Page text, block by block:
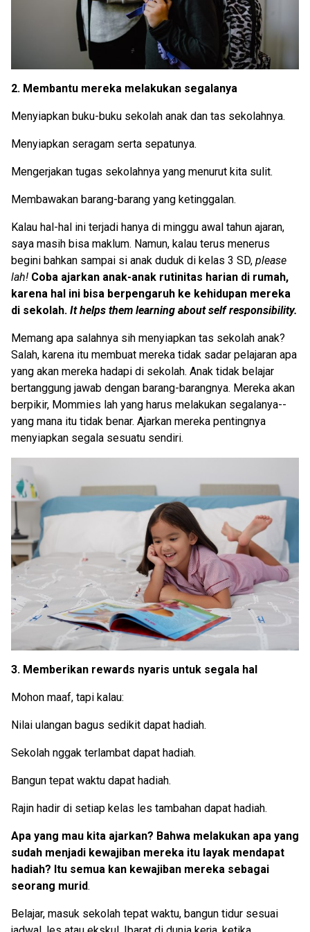
2. Membantu mereka melakukan segalanya
Menyiapkan buku-buku sekolah anak dan tas sekolahnya.
Menyiapkan seragam serta sepatunya.
Mengerjakan tugas sekolahnya yang menurut kita sulit.
Membawakan barang-barang yang ketinggalan.
Kalau hal-hal ini terjadi hanya di minggu awal tahun ajaran,
saya masih bisa maklum. Namun, kalau terus menerus
begini bahkan sampai si anak duduk di kelas 3 SD, please
lah! Coba ajarkan anak-anak rutinitas harian di rumah,
karena hal ini bisa berpengaruh ke kehidupan mereka
di sekolah. It helps them learning about self responsibility.
Memang apa salahnya sih menyiapkan tas sekolah anak?
Salah, karena itu membuat mereka tidak sadar pelajaran apa
yang akan mereka hadapi di sekolah. Anak tidak belajar
bertanggung jawab dengan barang-barangnya. Mereka akan
berpikir, Mommies lah yang harus melakukan segalanya--
yang mana itu tidak benar. Ajarkan mereka pentingnya
menyiapkan segala sesuatu sendiri.
3. Memberikan rewards nyaris untuk segala hal
Mohon maaf, tapi kalau:
Nilai ulangan bagus sedikit dapat hadiah.
Sekolah nggak terlambat dapat hadiah.
Bangun tepat waktu dapat hadiah.
Rajin hadir di setiap kelas les tambahan dapat hadiah.
Apa yang mau kita ajarkan? Bahwa melakukan apa yang
sudah menjadi kewajiban mereka itu layak mendapat
hadiah? Itu semua kan kewajiban mereka sebagai
seorang murid.
Belajar, masuk sekolah tepat waktu, bangun tidur sesuai